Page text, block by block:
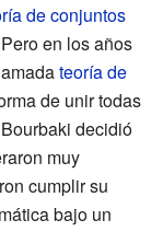
de conjuntos
en los años
teoría de
de unir todas
decidió
muy
cumplir su
bajo un